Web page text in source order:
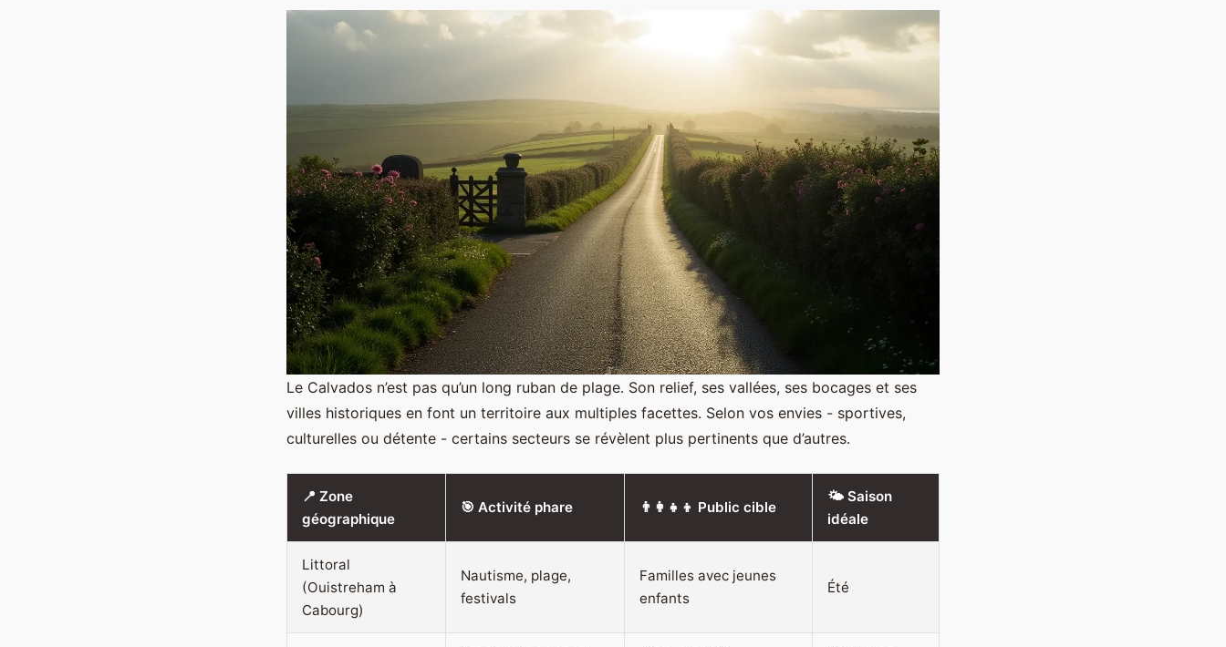
Le Calvados n’est pas qu’un long ruban de plage. Son relief, ses vallées, ses bocages et ses
villes historiques en font un territoire aux multiples facettes. Selon vos envies - sportives,
culturelles ou détente - certains secteurs se révèlent plus pertinents que d’autres.
📍 Zone
géographique
🎯 Activité phare 👨‍👩‍👧‍👦 Public cible
🌤️ Saison
idéale
Littoral
(Ouistreham à
Cabourg)
Nautisme, plage,
festivals
Familles avec jeunes
enfants
Été